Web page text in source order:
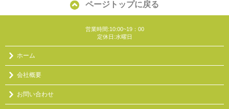
ページトップに戻る
営業時間:10:00~19：00
定休日:水曜日
ホーム
会社概要
お問い合わせ